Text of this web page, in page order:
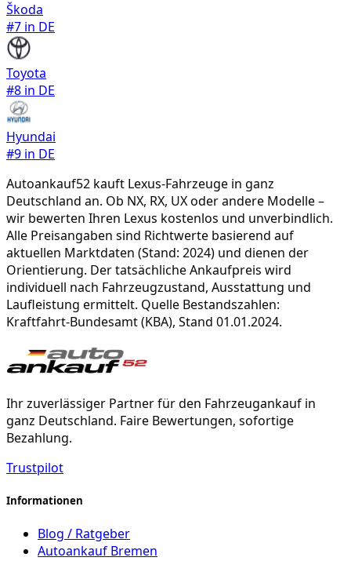
Škoda
#7 in DE
Toyota
#8 in DE
Hyundai
#9 in DE
Autoankauf52 kauft Lexus-Fahrzeuge in ganz
Deutschland an. Ob NX, RX, UXoder andere Modelle –
wir bewerten Ihren Lexus kostenlos und unverbindlich.
Alle Preisangaben sind Richtwerte basierend auf
aktuellen Marktdaten (Stand: 2024) und dienen der
Orientierung. Der tatsächliche Ankaufpreis wird
individuell nach Fahrzeugzustand, Ausstattung und
Laufleistung ermittelt. Quelle Bestandszahlen:
Kraftfahrt-Bundesamt (KBA), Stand 01.01.2024.
Ihr zuverlässiger Partner für den Fahrzeugankauf in
ganz Deutschland. Faire Bewertungen, sofortige
Bezahlung.
Trustpilot
Informationen
Blog / Ratgeber
Autoankauf Bremen